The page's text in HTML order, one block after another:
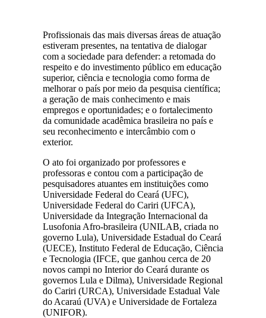
Profissionais das mais diversas áreas de atuação
estiveram presentes, na tentativa de dialogar
com a sociedade para defender: a retomada do
respeito e do investimento público em educação
superior, ciência e tecnologia como forma de
melhorar o país por meio da pesquisa científica;
a geração de mais conhecimento e mais
empregos e oportunidades; e o fortalecimento
da comunidade acadêmica brasileira no país e
seu reconhecimento e intercâmbio com o
exterior.
O ato foi organizado por professores e
professoras e contou com a participação de
pesquisadores atuantes em instituições como
Universidade Federal do Ceará (UFC),
Universidade Federal do Cariri (UFCA),
Universidade da Integração Internacional da
Lusofonia Afro-brasileira (UNILAB, criada no
governo Lula), Universidade Estadual do Ceará
(UECE), Instituto Federal de Educação, Ciência
e Tecnologia (IFCE, que ganhou cerca de 20
novos campi no Interior do Ceará durante os
governos Lula e Dilma), Universidade Regional
do Cariri (URCA), Universidade Estadual Vale
do Acaraú (UVA) e Universidade de Fortaleza
(UNIFOR).